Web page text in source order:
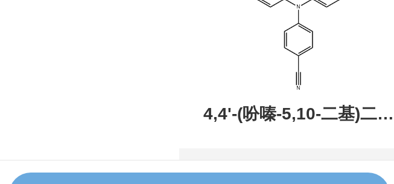
4,4'-(吩嗪-5,10-二基)二苯
甲腈，CAS:1638702-80-